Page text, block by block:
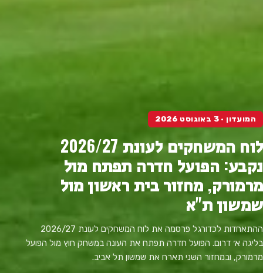
המועדון · 3 באוגוסט 2026
לוח המשחקים לעונת 2026/27
נקבע: הפועל חדרה תפתח מול
מרמורק, מחזור בית ראשון מול
שמשון ת"א
ההתאחדות לכדורגל פרסמה את לוח המשחקים לעונת 2026/27
בליגה א׳ דרום. הפועל חדרה תפתח את העונה במשחק חוץ מול הפועל
מרמורק, ובמחזור השני תארח את שמשון תל אביב.